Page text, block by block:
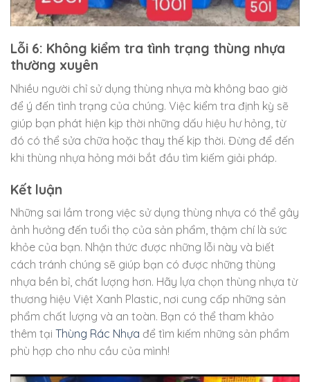
Lỗi 6: Không kiểm tra tình trạng thùng nhựa
thường xuyên
Nhiều người chỉ sử dụng thùng nhựa mà không bao giờ
để ý đến tình trạng của chúng. Việc kiểm tra định kỳ sẽ
giúp bạn phát hiện kịp thời những dấu hiệu hư hỏng, từ
đó có thể sửa chữa hoặc thay thế kịp thời. Đừng để đến
khi thùng nhựa hỏng mới bắt đầu tìm kiếm giải pháp.
Kết luận
Những sai lầm trong việc sử dụng thùng nhựa có thể gây
ảnh hưởng đến tuổi thọ của sản phẩm, thậm chí là sức
khỏe của bạn. Nhận thức được những lỗi này và biết
cách tránh chúng sẽ giúp bạn có được những thùng
nhựa bền bỉ, chất lượng hơn. Hãy lựa chọn thùng nhựa từ
thương hiệu Việt Xanh Plastic, nơi cung cấp những sản
phẩm chất lượng và an toàn. Bạn có thể tham khảo
thêm tại Thùng Rác Nhựa để tìm kiếm những sản phẩm
phù hợp cho nhu cầu của mình!